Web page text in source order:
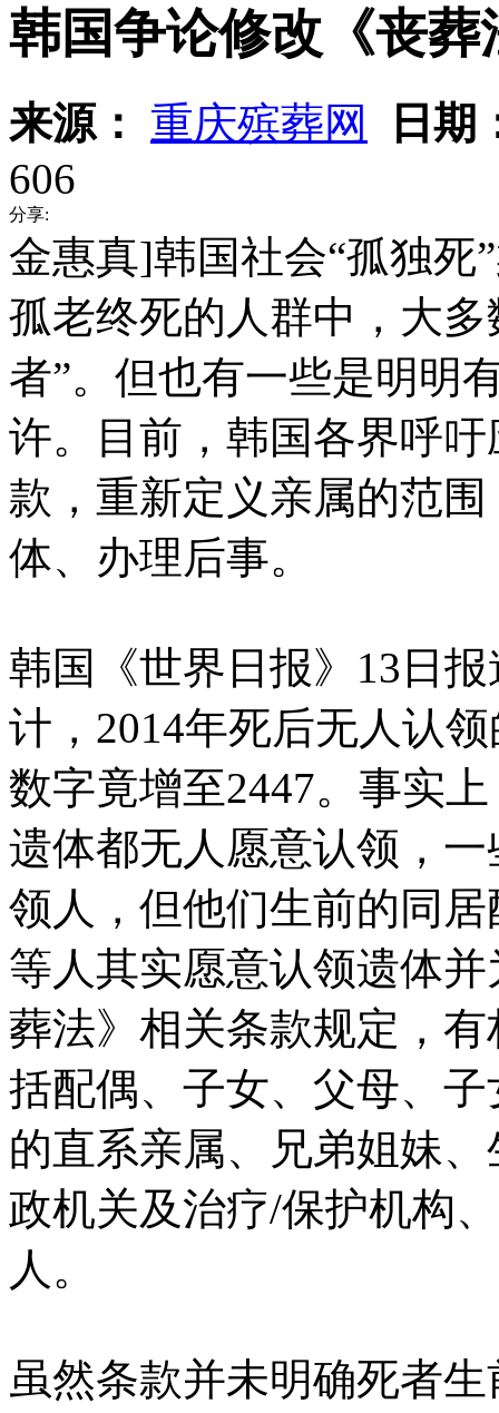
韩国争论修改《丧
来源： 重庆殡葬网
日期
606
分享:
金惠真]韩国社会“孤独死
孤老终死的人群中，大
者”。但也有一些是明明
许。目前，韩国各界呼
款，重新定义亲属的范
体、办理后事。
韩国《世界日报》13日
计，2014年死后无人认
数字竟增至2447。事实
遗体都无人愿意认领，
领人，但他们生前的同
等人其实愿意认领遗体
葬法》相关条款规定，
括配偶、子女、父母、
的直系亲属、兄弟姐妹
政机关及治疗/保护机构
人。
虽然条款并未明确死者